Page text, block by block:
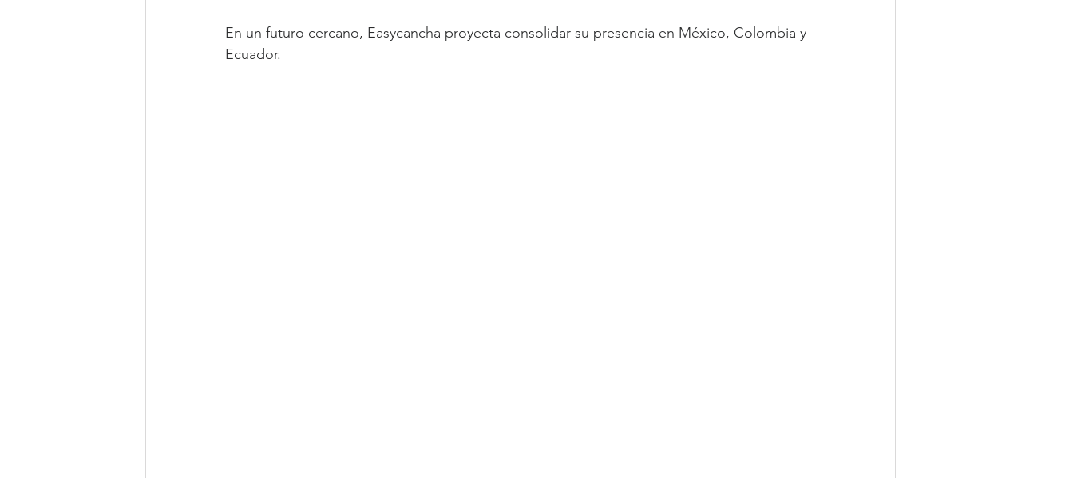
En un futuro cercano, Easycancha proyecta consolidar su presencia en México, Colombia y
Ecuador.